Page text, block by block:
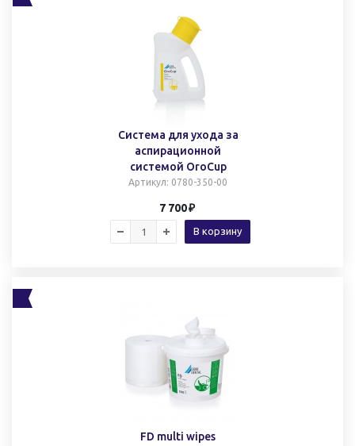
Система для ухода за
аспирационной
системой OroCup
Артикул: 0780-350-00
7 700
В корзину
FD multi wipes